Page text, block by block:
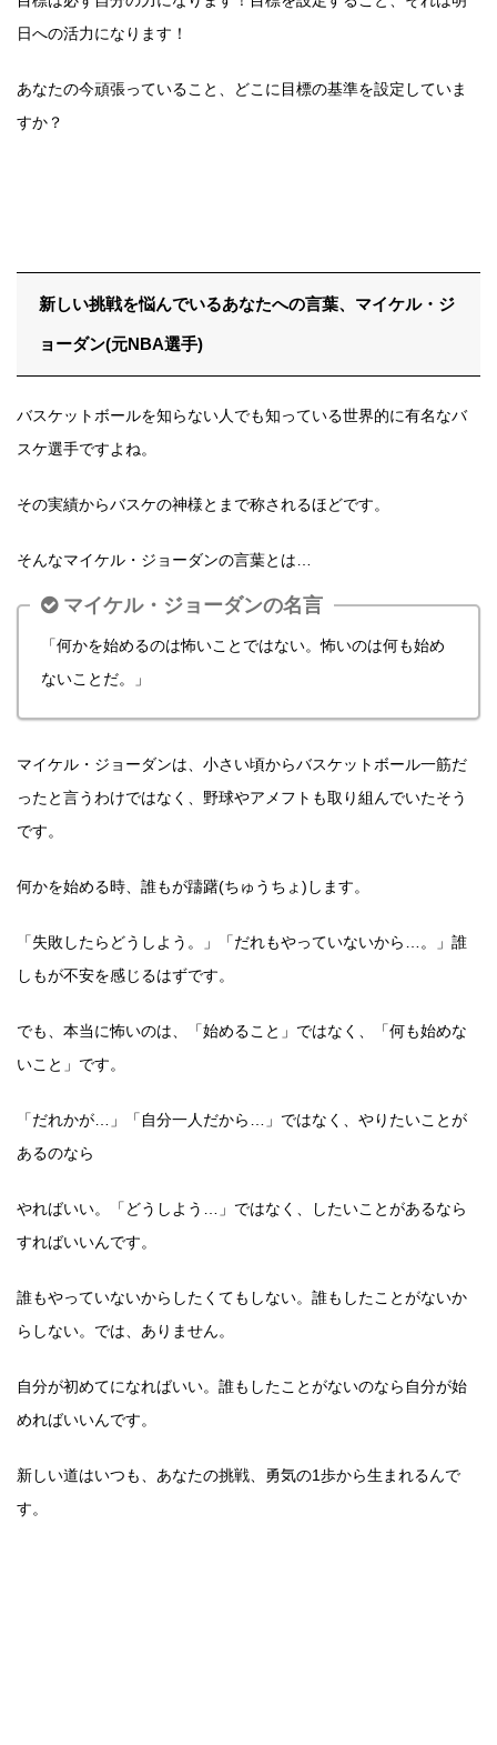
日への活力になります！
あなたの今頑張っていること、どこに目標の基準を設定していま
すか？
新しい挑戦を悩んでいるあなたへの言葉、マイケル・ジ
ョーダン(元NBA選手)
バスケットボールを知らない人でも知っている世界的に有名なバ
スケ選手ですよね。
その実績からバスケの神様とまで称されるほどです。
そんなマイケル・ジョーダンの言葉とは…
マイケル・ジョーダンの名言
「何かを始めるのは怖いことではない。怖いのは何も始め
ないことだ。」
マイケル・ジョーダンは、小さい頃からバスケットボール一筋だ
ったと言うわけではなく、野球やアメフトも取り組んでいたそう
です。
何かを始める時、誰もが躊躇(ちゅうちょ)します。
「失敗したらどうしよう。」「だれもやっていないから…。」誰
しもが不安を感じるはずです。
でも、本当に怖いのは、「始めること」ではなく、「何も始めな
いこと」です。
「だれかが…」「自分一人だから…」ではなく、やりたいことが
あるのなら
やればいい。「どうしよう…」ではなく、したいことがあるなら
すればいいんです。
誰もやっていないからしたくてもしない。誰もしたことがないか
らしない。では、ありません。
自分が初めてになればいい。誰もしたことがないのなら自分が始
めればいいんです。
新しい道はいつも、あなたの挑戦、勇気の1歩から生まれるんで
す。